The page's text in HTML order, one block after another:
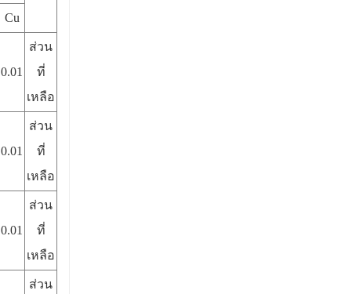
Cu
0.01
ส่วน
ที่
เหลือ
0.01
ส่วน
ที่
เหลือ
0.01
ส่วน
ที่
เหลือ
ส่วน